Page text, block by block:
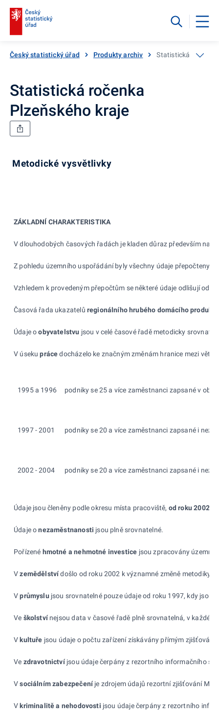
Český statistický úřad Produkty archiv Statistická ročenka
Statistická ročenka
Plzeňského kraje
Metodické vysvětlivky
ZÁKLADNÍ CHARAKTERISTIKA
V dlouhodobých časových řadách je kladen důraz především na
Z pohledu územního uspořádání byly všechny údaje přepočteny
Vzhledem k provedeným přepočtům se některé údaje odlišují od
Časová řada ukazatelů regionálního hrubého domácího produktu
Údaje oobyvatelstvu jsou v celé časové řadě metodicky
V úsekuprácedocházelo ke značným změnám hranice mezi
1995 a 1996 podniky se 25 a více zaměstnanci zapsané v
1997 - 2001 podniky se 20 a více zaměstnanci zapsané i
2002 - 2004 podniky se 20 a více zaměstnanci zapsané i
Údaje jsou členěny podle okresu místa pracoviště, od roku 2002
Údaje onezaměstnanosti jsou plně srovnatelné.
Pořízené hmotné a nehmotné investice jsou zpracovány územní
Vzemědělstvídošlo od roku 2002 k významné změně metodiky
Vprůmyslu jsou srovnatelné pouze údaje od roku 1997, kdy
Ve školstvínejsou data v časové řadě plně srovnatelná, v
V kultuře jsou údaje o počtu zařízení získávány přímým
Ve zdravotnictvíjsou údaje čerpány z rezortního informačního
Vsociálním zabezpečení je zdrojem údajů rezortní zjišťování
V kriminalitě a nehodovosti jsou údaje čerpány z rezortního